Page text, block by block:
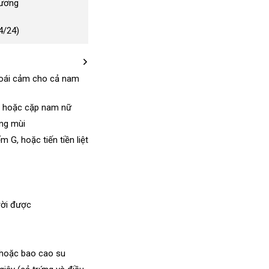
24)
cảm cho cả nam
đã
qua
dụng
hoặc cặp nam nữ
mùi
Gbảo
, nhập
hoặc tiến tiền liệt
ở
được
bao cao su